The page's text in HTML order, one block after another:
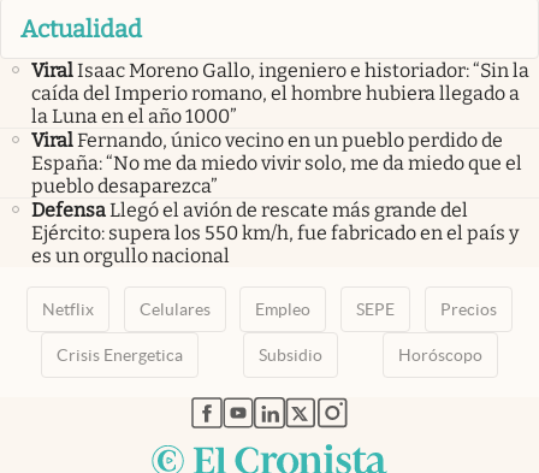
Actualidad
ViralIsaac Moreno Gallo, ingeniero e historiador: “Sin la
caída del Imperio romano, el hombre hubiera llegado a
la Luna en el año 1000”
ViralFernando, único vecino en un pueblo perdido de
España: “No me da miedo vivir solo, me da miedo que el
pueblo desaparezca”
DefensaLlegó el avión de rescate más grande del
Ejército: supera los 550 km/h, fue fabricado en el país y
es un orgullo nacional
Netflix Celulares Empleo SEPE Precios
Crisis Energetica Subsidio Horóscopo
abre en nueva pestaña
abre en nueva pestaña
abre en nueva pestaña
abre en nueva pestaña
abre en nueva pestaña